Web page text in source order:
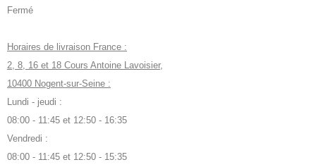
Fermé
Horaires de livraison France :
2, 8, 16 et 18 Cours Antoine Lavoisier,
10400 Nogent-sur-Seine :
Lundi - jeudi :
08:00 - 11:45 et 12:50 - 16:35
Vendredi :
08:00 - 11:45 et 12:50 - 15:35